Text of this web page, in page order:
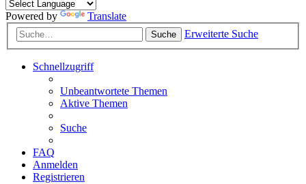
Powered by Translate
Suche Erweiterte Suche
Schnellzugriff
Unbeantwortete Themen
Aktive Themen
Suche
FAQ
Anmelden
Registrieren